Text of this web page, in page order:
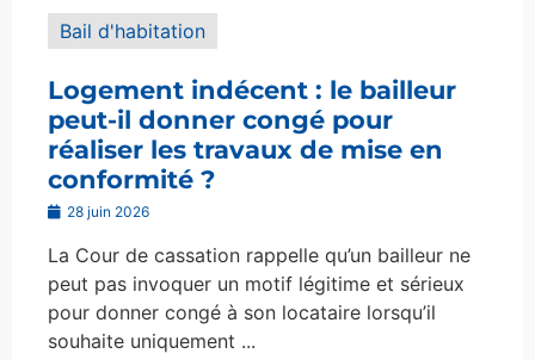
Bail d'habitation
Logement indécent : le bailleur
peut-il donner congé pour
réaliser les travaux de mise en
conformité ?
28 juin 2026
La Cour de cassation rappelle qu’un bailleur ne
peut pas invoquer un motif légitime et sérieux
pour donner congé à son locataire lorsqu’il
souhaite uniquement ...